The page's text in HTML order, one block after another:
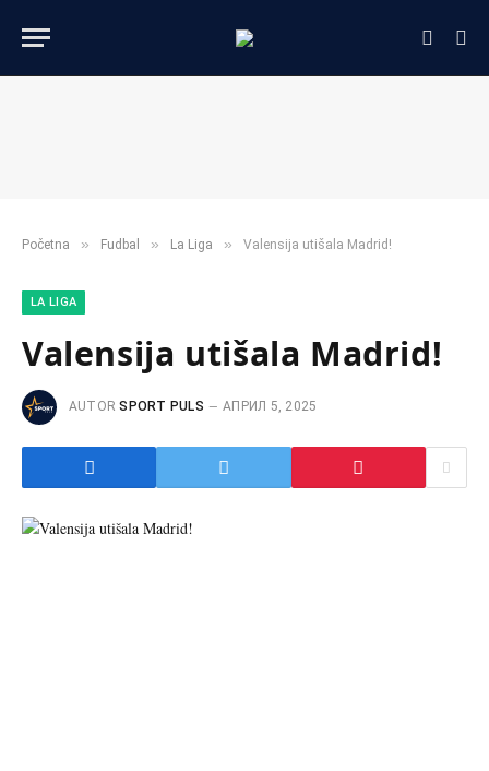
Početna » Fudbal » La Liga » Valensija utišala Madrid!
LA LIGA
Valensija utišala Madrid!
AUTOR SPORT PULS АПРИЛ 5, 2025